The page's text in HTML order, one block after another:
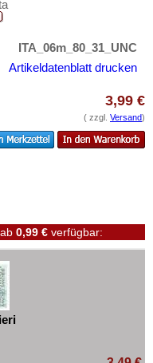
ITA_06m_80_31_UNC
Artikeldatenblatt drucken
3,99 €
( zzgl. Versand)
ab 0,99 € verfügbar: